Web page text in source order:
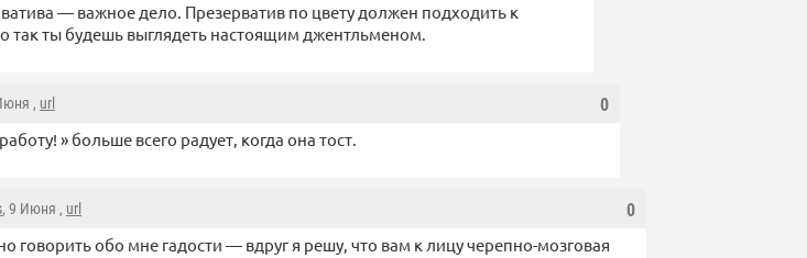
— важное дело. Презерватив по цвету должен подходить к
так ты будешь выглядеть настоящим джентльменом.
0
, url
» больше всего радует, когда она тост.
0
, 9 Июня , url
говорить обо мне гадости — вдруг я решу, что вам к лицу черепно-мозговая